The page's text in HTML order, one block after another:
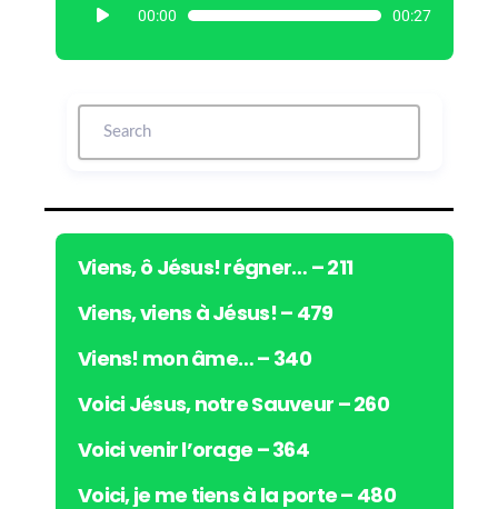
c
e
r
u
d
i
00:00 00:27
Viens, ô Jésus! régner… – 211
Viens, viens à Jésus! – 479
Viens! mon âme… – 340
Voici Jésus, notre Sauveur – 260
Voici venir l’orage – 364
Voici, je me tiens à la porte – 480